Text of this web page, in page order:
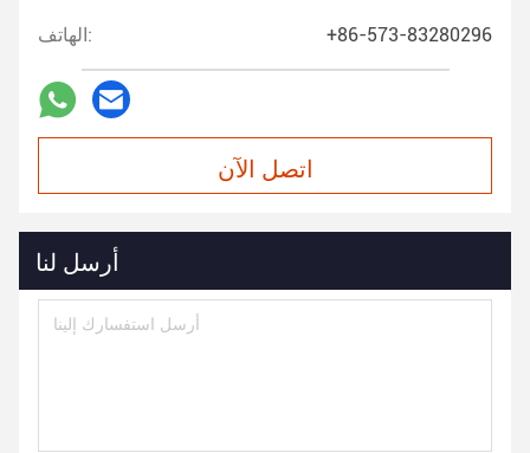
الهاتف: +86-573-83280296
اتصل الآن
أرسل لنا